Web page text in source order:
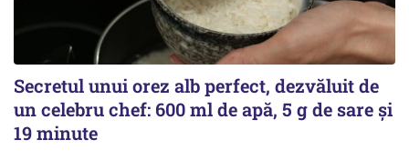
Secretul unui orez alb perfect, dezvăluit de
un celebru chef: 600 ml de apă, 5 g de sare și
19 minute